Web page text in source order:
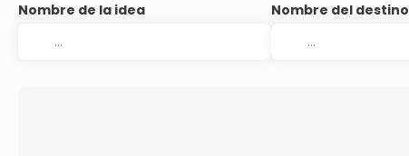
Nombre de la idea Nombre del destino